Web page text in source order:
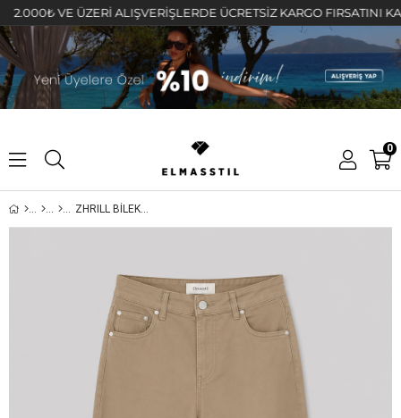
VE ÜZERİ ALIŞVERİŞLERDE ÜCRETSİZ KARGO FIRSATINI
0
ZHRILL BİLEKTE BALON JEAN